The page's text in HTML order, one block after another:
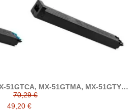
51GTCA, MX-51GTMA, MX-51GTYA
tóner compatible
70,29 €
49,20 €